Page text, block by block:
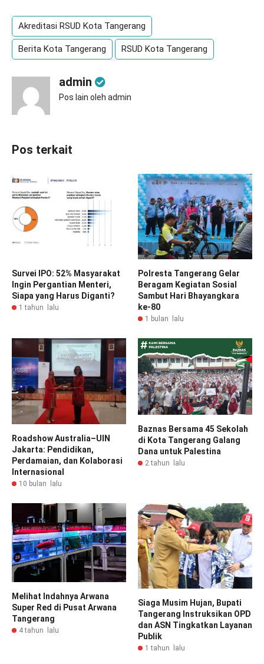
Akreditasi RSUD Kota Tangerang
Berita Kota Tangerang RSUD Kota Tangerang
admin
Pos lain oleh admin
Pos terkait
Survei IPO: 52% Masyarakat
Ingin Pergantian Menteri,
Siapa yang Harus Diganti?
1 tahun lalu
Polresta Tangerang Gelar
Beragam Kegiatan Sosial
Sambut Hari Bhayangkara
ke-80
1 bulan lalu
Roadshow Australia–UIN
Jakarta: Pendidikan,
Perdamaian, dan Kolaborasi
Internasional
10 bulan lalu
Baznas Bersama 45 Sekolah
di Kota Tangerang Galang
Dana untuk Palestina
2 tahun lalu
Melihat Indahnya Arwana
Super Red di Pusat Arwana
Tangerang
4 tahun lalu
Siaga Musim Hujan, Bupati
Tangerang Instruksikan OPD
dan ASN Tingkatkan Layanan
Publik
1 tahun lalu